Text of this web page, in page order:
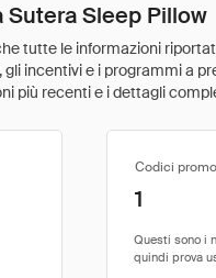
Sleep Pillow
tutte le informazioni
gli incentivi e i programmi a
più recenti e i dettagli
Codici
1